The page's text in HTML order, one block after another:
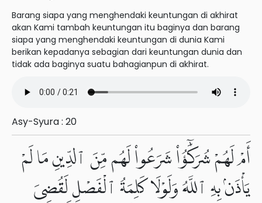
Barang siapa yang menghendaki keuntungan di akhirat
akan Kami tambah keuntungan itu baginya dan barang
siapa yang menghendaki keuntungan di dunia Kami
berikan kepadanya sebagian dari keuntungan dunia dan
tidak ada baginya suatu bahagianpun di akhirat.
Asy-Syura : 20
أَمْ لَهُمْ شُرَكَٰٓؤُا۟ شَرَعُوا۟ لَهُم مِّنَ ٱلدِّينِ مَا لَمْ
يَأْذَنۢ بِهِ ٱللَّهُ وَلَوْلَا كَلِمَةُ ٱلْفَصْلِ لَقُضِىَ